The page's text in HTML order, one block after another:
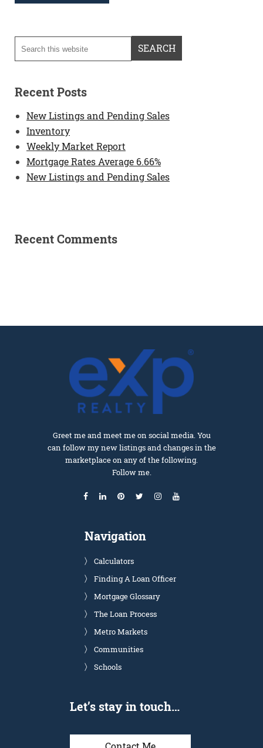
Recent Posts
New Listings and Pending Sales
Inventory
Weekly Market Report
Mortgage Rates Average 6.66%
New Listings and Pending Sales
Recent Comments
Greet me and meet me on social media. You
can follow my new listings and changes in the
marketplace on any of the following.
Follow me.
Navigation
Calculators
Finding A Loan Officer
Mortgage Glossary
The Loan Process
Metro Markets
Communities
Schools
Let’s stay in touch…